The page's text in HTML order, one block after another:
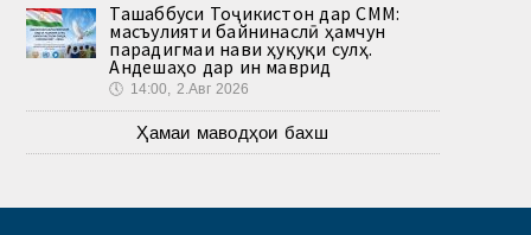
Ташаббуси Тоҷикистон дар СММ:
масъулияти байнинаслӣ ҳамчун
парадигмаи нави ҳуқуқи сулҳ.
Андешаҳо дар ин маврид
🕔 14:00, 2.Авг 2026
Ҳамаи маводҳои бахш